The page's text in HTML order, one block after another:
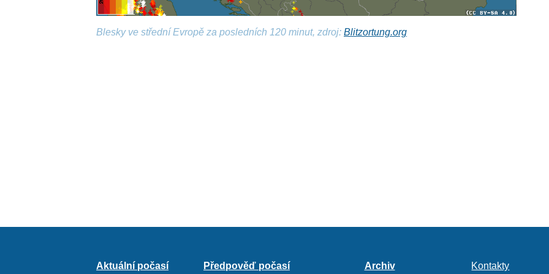
Blesky ve střední Evropě za posledních 120 minut, zdroj:Blitzortung.org
Aktuální počasí Předpověď počasí Archiv Kontakty